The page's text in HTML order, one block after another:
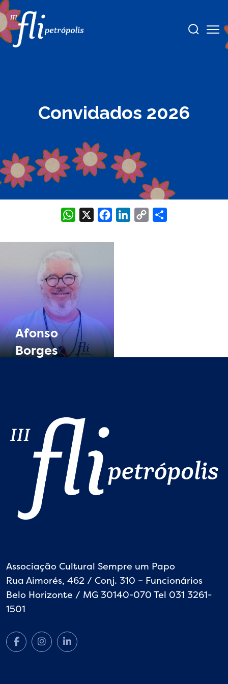
Convidados 2026
WhatsApp FacebookLinkedIn
Copy
Afonso
Borges
Associação Cultural Sempre um Papo
Rua Aimorés, 462 / Conj. 310 – Funcionários
Belo Horizonte / MG 30140-070 Tel 031 3261-
1501